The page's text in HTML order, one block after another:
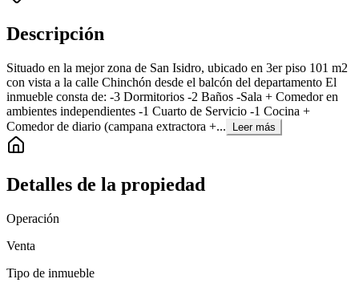
Descripción
Situado en la mejor zona de San Isidro, ubicado en 3er piso 101 m2
con vista a la calle Chinchón desde el balcón del departamento El
inmueble consta de: -3 Dormitorios -2 Baños -Sala + Comedor en
ambientes independientes -1 Cuarto de Servicio -1 Cocina +
Comedor de diario (campana extractora +...
Leer más
Detalles de la propiedad
Operación
Venta
Tipo de inmueble